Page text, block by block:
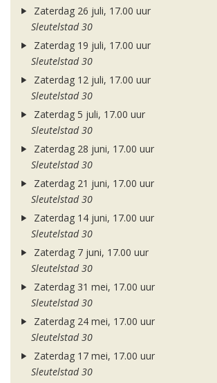
Zaterdag 26 juli, 17.00 uur
Sleutelstad 30
Zaterdag 19 juli, 17.00 uur
Sleutelstad 30
Zaterdag 12 juli, 17.00 uur
Sleutelstad 30
Zaterdag 5 juli, 17.00 uur
Sleutelstad 30
Zaterdag 28 juni, 17.00 uur
Sleutelstad 30
Zaterdag 21 juni, 17.00 uur
Sleutelstad 30
Zaterdag 14 juni, 17.00 uur
Sleutelstad 30
Zaterdag 7 juni, 17.00 uur
Sleutelstad 30
Zaterdag 31 mei, 17.00 uur
Sleutelstad 30
Zaterdag 24 mei, 17.00 uur
Sleutelstad 30
Zaterdag 17 mei, 17.00 uur
Sleutelstad 30